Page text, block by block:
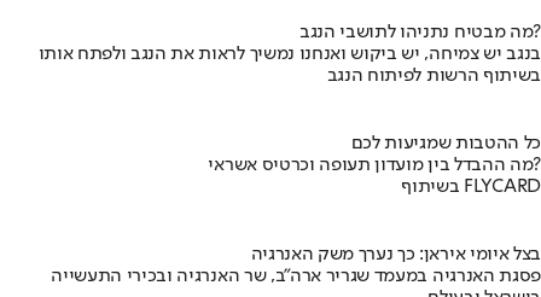
מה מבטיח נתניהו לתושבי הנגב?
בנגב יש צמיחה, יש ביקוש ואנחנו נמשיך לראות את הנגב ולפתח אותו
בשיתוף הרשות לפיתוח הנגב
כל ההטבות שמגיעות לכם
מה ההבדל בין מועדון תעופה וכרטיס אשראי?
בשיתוף FLYCARD
בצל איומי איראן: כך נערך משק האנרגיה
פסגת האנרגיה במעמד שגריר ארה"ב, שר האנרגיה ובכירי התעשייה